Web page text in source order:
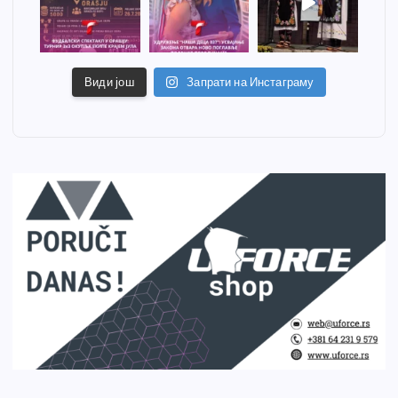
Види још Запрати на Инстаграму